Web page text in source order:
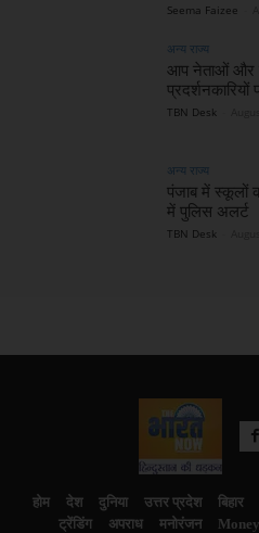
Seema Faizee
अन्य राज्य
आप नेताओं और
TBN Desk
अन्य राज्य
पंजाब में स्कूलों
में पुलिस अलर्ट
TBN Desk
होम देश दुनिया उत्तर प्रदेश बिहार
ट्रेंडिंग
अपराध मनोरंजन